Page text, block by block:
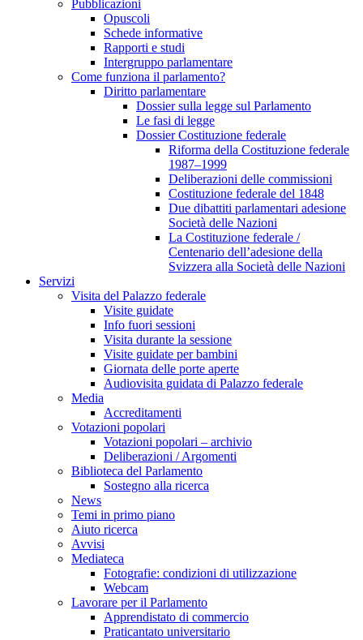
Pubblicazioni
Opuscoli
Schede informative
Rapporti e studi
Intergruppo parlamentare
Come funziona il parlamento?
Diritto parlamentare
Dossier sulla legge sul Parlamento
Le fasi di legge
Dossier Costituzione federale
Riforma della Costituzione federale
1987–1999
Deliberazioni delle commissioni
Costituzione federale del 1848
Due dibattiti parlamentari adesione
Società delle Nazioni
La Costituzione federale /
Centenario dell’adesione della
Svizzera alla Società delle Nazioni
Servizi
Visita del Palazzo federale
Visite guidate
Info fuori sessioni
Visita durante la sessione
Visite guidate per bambini
Giornata delle porte aperte
Audiovisita guidata di Palazzo federale
Media
Accreditamenti
Votazioni popolari
Votazioni popolari – archivio
Deliberazioni / Argomenti
Biblioteca del Parlamento
Sostegno alla ricerca
News
Temi in primo piano
Aiuto ricerca
Avvisi
Mediateca
Fotografie: condizioni di utilizzazione
Webcam
Lavorare per il Parlamento
Apprendistato di commercio
Praticantato universitario